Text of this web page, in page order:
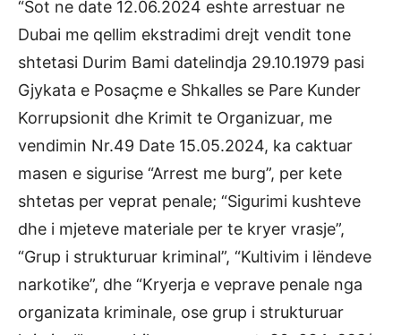
“Sot ne date 12.06.2024 eshte arrestuar ne
Dubai me qellim ekstradimi drejt vendit tone
shtetasi Durim Bami datelindja 29.10.1979 pasi
Gjykata e Posaçme e Shkalles se Pare Kunder
Korrupsionit dhe Krimit te Organizuar, me
vendimin Nr.49 Date 15.05.2024, ka caktuar
masen e sigurise “Arrest me burg”, per kete
shtetas per veprat penale; “Sigurimi kushteve
dhe i mjeteve materiale per te kryer vrasje”,
“Grup i strukturuar kriminal”, “Kultivim i lëndeve
narkotike”, dhe “Kryerja e veprave penale nga
organizata kriminale, ose grup i strukturuar